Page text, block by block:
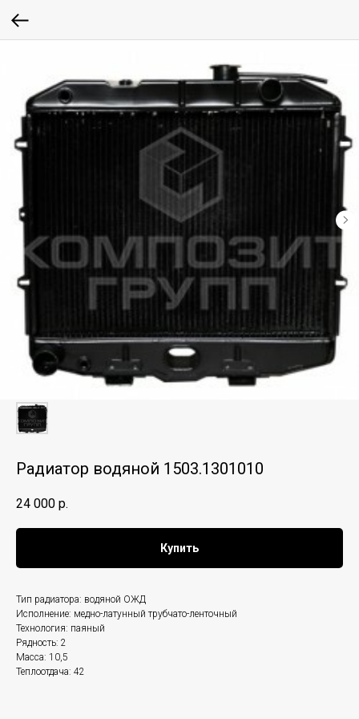
Радиатор водяной 1503.1301010
24 000 р.
Купить
Тип радиатора: водяной ОЖД
Исполнение: медно-латунный трубчато-ленточный
Технология: паяный
Рядность: 2
Масса: 10,5
Теплоотдача: 42